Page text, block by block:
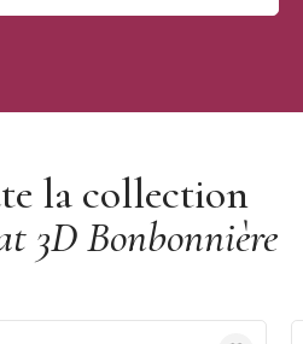
la collection
3D Bonbonnière